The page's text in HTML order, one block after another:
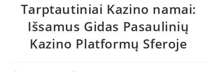
Tarptautiniai Kazino namai:
Išsamus Gidas Pasaulinių
Kazino Platformų Sferoje